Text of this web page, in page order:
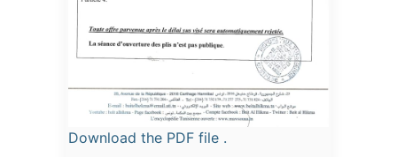
Download the PDF file .